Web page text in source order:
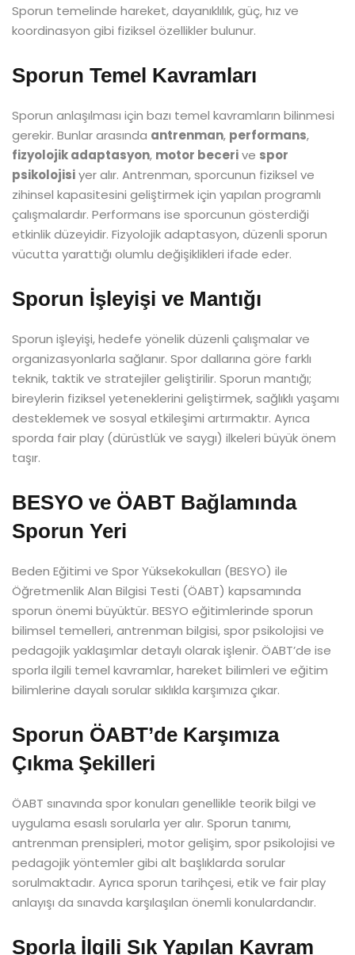
Sporun temelinde hareket, dayanıklılık, güç, hız ve
koordinasyon gibi fiziksel özellikler bulunur.
Sporun Temel Kavramları
Sporun anlaşılması için bazı temel kavramların bilinmesi
gerekir. Bunlar arasında antrenman, performans,
fizyolojik adaptasyon, motor becerive spor
psikolojisiyer alır. Antrenman, sporcunun fiziksel ve
zihinsel kapasitesini geliştirmek için yapılan programlı
çalışmalardır. Performans ise sporcunun gösterdiği
etkinlik düzeyidir. Fizyolojik adaptasyon, düzenli sporun
vücutta yarattığı olumlu değişiklikleri ifade eder.
Sporun İşleyişi ve Mantığı
Sporun işleyişi, hedefe yönelik düzenli çalışmalar ve
organizasyonlarla sağlanır. Spor dallarına göre farklı
teknik, taktik ve stratejiler geliştirilir. Sporun mantığı;
bireylerin fiziksel yeteneklerini geliştirmek, sağlıklı yaşamı
desteklemek ve sosyal etkileşimi artırmaktır. Ayrıca
sporda fair play (dürüstlük ve saygı) ilkeleri büyük önem
taşır.
BESYO ve ÖABT Bağlamında
Sporun Yeri
Beden Eğitimi ve Spor Yüksekokulları (BESYO) ile
Öğretmenlik Alan Bilgisi Testi (ÖABT) kapsamında
sporun önemi büyüktür. BESYO eğitimlerinde sporun
bilimsel temelleri, antrenman bilgisi, spor psikolojisi ve
pedagojik yaklaşımlar detaylı olarak işlenir. ÖABT’de ise
sporla ilgili temel kavramlar, hareket bilimleri ve eğitim
bilimlerine dayalı sorular sıklıkla karşımıza çıkar.
Sporun ÖABT’de Karşımıza
Çıkma Şekilleri
ÖABT sınavında spor konuları genellikle teorik bilgi ve
uygulama esaslı sorularla yer alır. Sporun tanımı,
antrenman prensipleri, motor gelişim, spor psikolojisi ve
pedagojik yöntemler gibi alt başlıklarda sorular
sorulmaktadır. Ayrıca sporun tarihçesi, etik ve fair play
anlayışı da sınavda karşılaşılan önemli konulardandır.
Sporla İlgili Sık Yapılan Kavram